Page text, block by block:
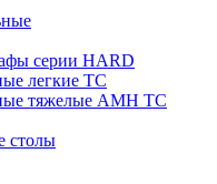
серии HARD
легкие ТС
тяжелые AMH TC
столы